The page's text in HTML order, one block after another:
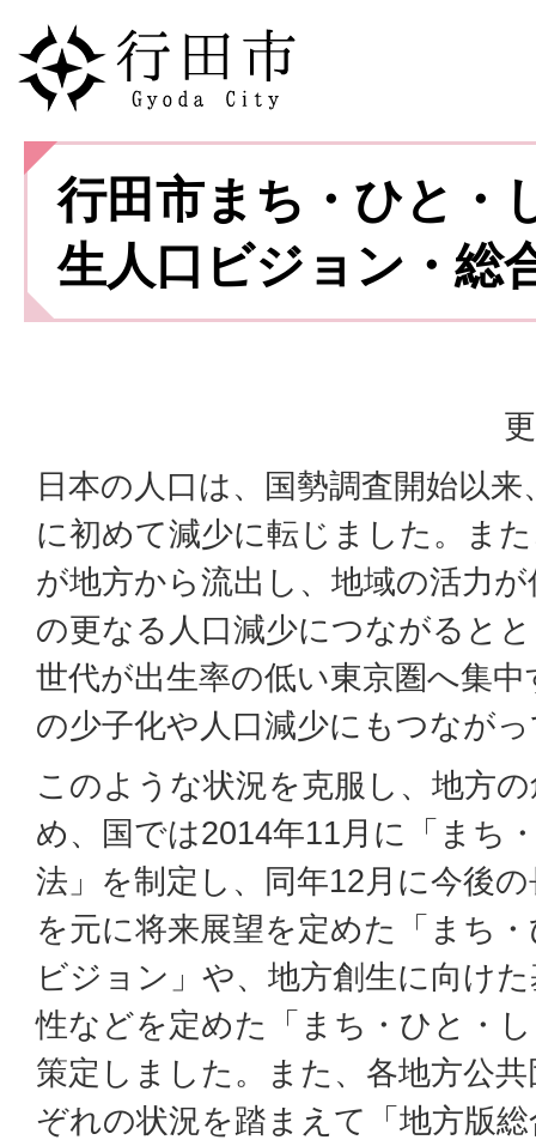
行田市まち・ひと・
生人口ビジョン・総
日本の人口は、国勢調査開始以
に初めて減少に転じました。ま
が地方から流出し、地域の活力
の更なる人口減少につながると
世代が出生率の低い東京圏へ集
の少子化や人口減少にもつなが
このような状況を克服し、地方
め、国では2014年11月に「まち
法」を制定し、同年12月に今後
を元に将来展望を定めた「まち
ビジョン」や、地方創生に向け
性などを定めた「まち・ひと・
策定しました。また、各地方公
ぞれの状況を踏まえて「地方版